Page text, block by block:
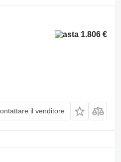
1.806 €
il venditore